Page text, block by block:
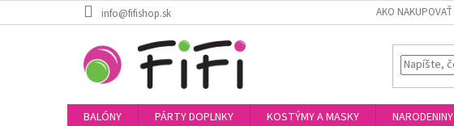
na
info@fifishop.sk AKO NAKUPOVAŤ
BALÓNY PÁRTY DOPLNKY KOSTÝMY A MASKY NARODENINY